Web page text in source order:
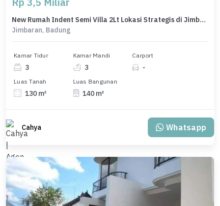
New Rumah Indent Semi Villa 2Lt Lokasi Strategis di Jimbaran
Jimbaran, Badung
Kamar Tidur
3
Kamar Mandi
3
Carport
-
Luas Tanah
130 m²
Luas Bangunan
140 m²
Cahya Whatsapp